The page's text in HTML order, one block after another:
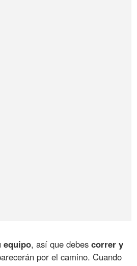
equipo, así que debescorrer y
por el camino. Cuando